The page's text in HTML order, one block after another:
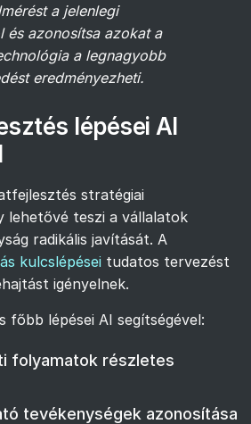
a jelenlegi
és azonosítsa azokat a
a legnagyobb
eredményezheti.
lépései AI
stratégiai
lehetővé teszi a vállalatok
radikális javítását. A
kulcslépései tudatos tervezést
igényelnek.
főbb lépései AI segítségével:
folyamatok részletes
tevékenységek azonosítása